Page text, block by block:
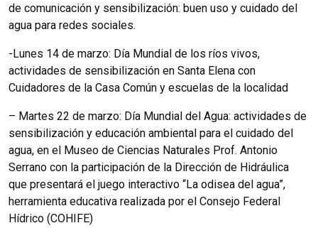
de comunicación y sensibilización: buen uso y cuidado del
agua para redes sociales.
-Lunes 14 de marzo: Día Mundial de los ríos vivos,
actividades de sensibilización en Santa Elena con
Cuidadores de la Casa Común y escuelas de la localidad
– Martes 22 de marzo: Día Mundial del Agua: actividades de
sensibilización y educación ambiental para el cuidado del
agua, en el Museo de Ciencias Naturales Prof. Antonio
Serrano con la participación de la Dirección de Hidráulica
que presentará el juego interactivo “La odisea del agua”,
herramienta educativa realizada por el Consejo Federal
Hídrico (COHIFE)